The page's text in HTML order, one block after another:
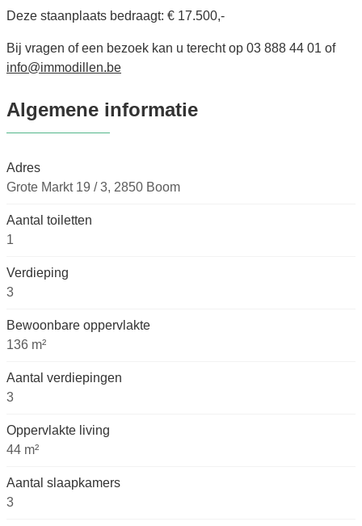
Deze staanplaats bedraagt: € 17.500,-
Bij vragen of een bezoek kan u terecht op 03 888 44 01 of
info@immodillen.be
Algemene informatie
Adres
Grote Markt 19 / 3, 2850 Boom
Aantal toiletten
1
Verdieping
3
Bewoonbare oppervlakte
136 m²
Aantal verdiepingen
3
Oppervlakte living
44 m²
Aantal slaapkamers
3